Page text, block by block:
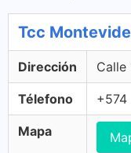
Tcc
Dirección Calle
Télefono +574
Mapa